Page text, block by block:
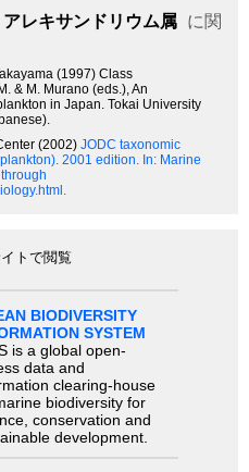
アレキサンドリウム属 に関
(1997) Class
& M. Murano (eds.), An
in Japan. Tokai University
(2002) JODC taxonomic
2001 edition. In: Marine
トで閲覧
BIODIVERSITY
SYSTEM
is a global open-
data and
clearing-house
biodiversity for
conservation and
development.